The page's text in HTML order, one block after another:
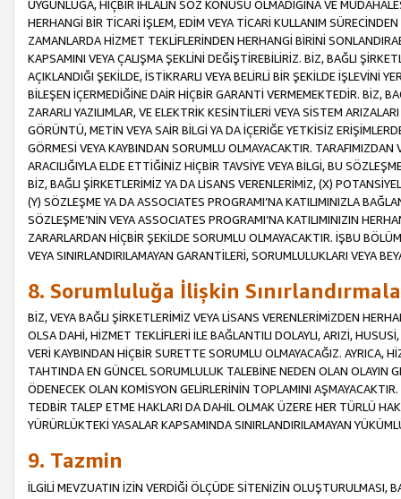
UYGUNLUĞA, HİÇBİR İHLALİN SÖZ KONUSU OLMADIĞINA VE
HERHANGİ BİR TİCARİ İŞLEM, EDİM VEYA TİCARİ KULLANIM
ZAMANLARDA HİZMET TEKLİFLERİNDEN HERHANGİ BİRİNİ
KAPSAMINI VEYA ÇALIŞMA ŞEKLİNİ DEĞİŞTİREBİLİRİZ. BİZ, BAĞLI
AÇIKLANDIĞI ŞEKİLDE, İSTİKRARLI VEYA BELİRLİ BİR ŞEKİLDE İŞLEVİNİ
BİLEŞEN İÇERMEDİĞİNE DAİR HİÇBİR GARANTİ VERMEMEKTEDİR. BİZ,
ZARARLI YAZILIMLAR, VE ELEKTRİK KESİNTİLERİ VEYA SİSTEM
GÖRÜNTÜ, METİN VEYA SAİR BİLGİ YA DA İÇERİĞE YETKİSİZ
GÖRMESİ VEYA KAYBINDAN SORUMLU OLMAYACAKTIR.
ARACILIĞIYLA ELDE ETTİĞİNİZ HİÇBİR TAVSİYE VEYA BİLGİ, BU
BİZ, BAĞLI ŞİRKETLERİMİZ YA DA LİSANS VERENLERİMİZ, (X)
(Y) SÖZLEŞME YA DA ASSOCIATES PROGRAMI’NA KATILIMINIZLA
SÖZLEŞME’NİN VEYA ASSOCIATES PROGRAMI’NA KATILIMINIZIN
ZARARLARDAN HİÇBİR ŞEKİLDE SORUMLU OLMAYACAKTIR. İŞBU
VEYA SINIRLANDIRILAMAYAN GARANTİLERİ, SORUMLULUKLARI VEYA
8. Sorumluluğa İlişkin
BİZ, VEYA BAĞLI ŞİRKETLERİMİZ VEYA LİSANS VERENLERİMİZDEN
OLSA DAHİ, HİZMET TEKLİFLERİ İLE BAĞLANTILI DOLAYLI, ARIZİ,
VERİ KAYBINDAN HİÇBİR SURETTE SORUMLU OLMAYACAĞIZ. AYRICA,
TAHTINDA EN GÜNCEL SORUMLULUK TALEBİNE NEDEN OLAN OLAYIN
ÖDENECEK OLAN KOMİSYON GELİRLERİNİN TOPLAMINI
TEDBİR TALEP ETME HAKLARI DA DAHİL OLMAK ÜZERE HER TÜRLÜ
YÜRÜRLÜKTEKİ YASALAR KAPSAMINDA SINIRLANDIRILAMAYAN
9. Tazmin
İLGİLİ MEVZUATIN İZİN VERDİĞİ ÖLÇÜDE SİTENİZİN OLUŞTURULMASI,